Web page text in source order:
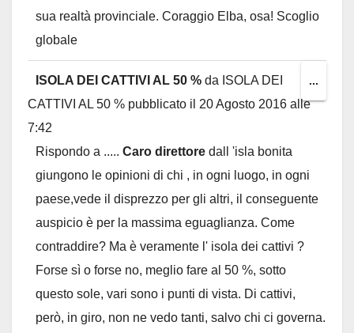
sua realtà provinciale. Coraggio Elba, osa! Scoglio
globale
ISOLA DEI CATTIVI AL 50 % da ISOLA DEI
CATTIVI AL 50 % pubblicato il 20 Agosto 2016 alle
7:42
Rispondo a ..... Caro direttore dall 'isla bonita
giungono le opinioni di chi , in ogni luogo, in ogni
paese,vede il disprezzo per gli altri, il conseguente
auspicio è per la massima eguaglianza. Come
contraddire? Ma è veramente l' isola dei cattivi ?
Forse sì o forse no, meglio fare al 50 %, sotto
questo sole, vari sono i punti di vista. Di cattivi,
però, in giro, non ne vedo tanti, salvo chi ci governa.
...
this